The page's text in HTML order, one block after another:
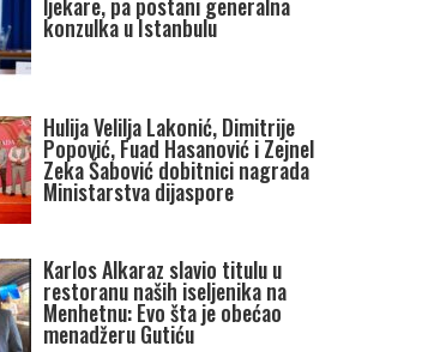
ljekare, pa postani generalna
konzulka u Istanbulu
Hulija Velilja Lakonić, Dimitrije
Popović, Fuad Hasanović i Zejnel
Zeka Šabović dobitnici nagrada
Ministarstva dijaspore
Karlos Alkaraz slavio titulu u
restoranu naših iseljenika na
Menhetnu: Evo šta je obećao
menadžeru Gutiću